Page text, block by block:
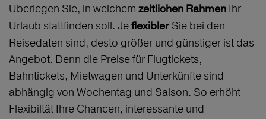
Überlegen Sie, in welchem zeitlichen Rahmen Ihr
Urlaub stattfinden soll. Jeflexibler Sie bei den
Reisedaten sind, desto größer und günstiger ist das
Angebot. Denn die Preise für Flugtickets,
Bahntickets, Mietwagen und Unterkünfte sind
abhängig von Wochentag und Saison. So erhöht
Flexibiltät Ihre Chancen, interessante und